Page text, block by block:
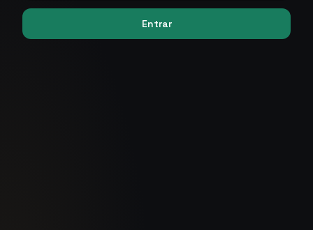
Entrar